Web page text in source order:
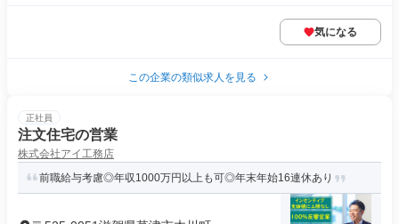
気になる
この企業の類似求人を見る
正社員
注文住宅の営業
株式会社アイ工務店
前職給与考慮◎年収1000万円以上も可◎年末年始16連休あり